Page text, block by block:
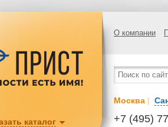
О компании
Москва |
+7 (495)
каталог